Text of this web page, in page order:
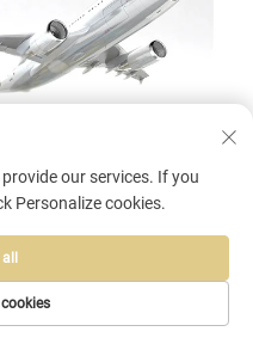
our services. If you
Personalize cookies.